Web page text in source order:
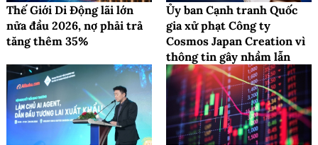
Thế Giới Di Động lãi lớn
nửa đầu 2026, nợ phải trả
tăng thêm 35%
Ủy ban Cạnh tranh Quốc
gia xử phạt Công ty
Cosmos Japan Creation vì
thông tin gây nhầm lẫn